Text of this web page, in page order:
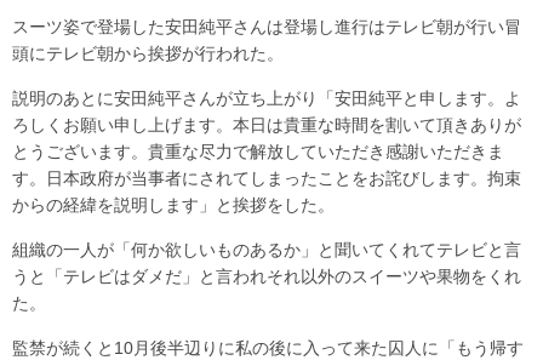
スーツ姿で登場した安田純平さんは登場し進行はテレビ朝が行い冒
頭にテレビ朝から挨拶が行われた。
説明のあとに安田純平さんが立ち上がり「安田純平と申します。よ
ろしくお願い申し上げます。本日は貴重な時間を割いて頂きありが
とうございます。貴重な尽力で解放していただき感謝いただきま
す。日本政府が当事者にされてしまったことをお詫びします。拘束
からの経緯を説明します」と挨拶をした。
組織の一人が「何か欲しいものあるか」と聞いてくれてテレビと言
うと「テレビはダメだ」と言われそれ以外のスイーツや果物をくれ
た。
監禁が続くと10月後半辺りに私の後に入って来た囚人に「もう帰す